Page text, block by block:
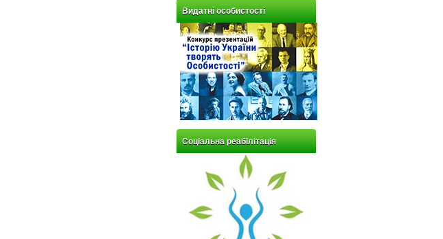
Видатні особистості
Соціальна реабілітація